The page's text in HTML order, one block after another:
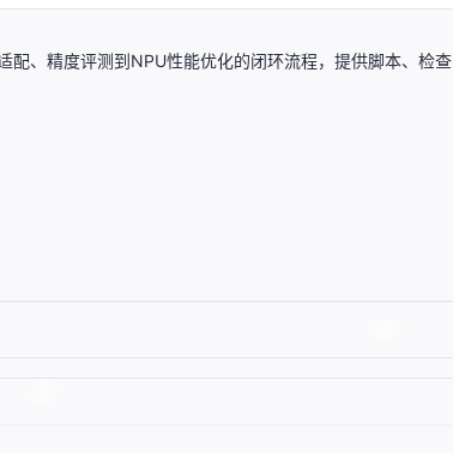
、精度评测到NPU性能优化的闭环流程，提供脚本、检查